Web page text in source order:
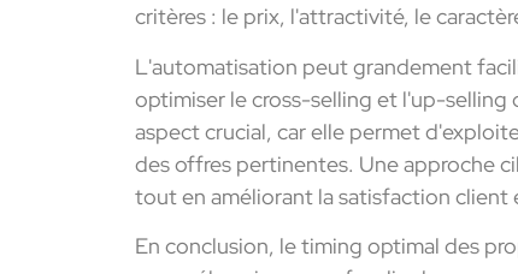
critères : le prix, l'attractivité, le
L'automatisation peut grandement
optimiser le cross-selling et l'up-selling
aspect crucial, car elle permet
des offres pertinentes. Une approche
tout en améliorant la satisfaction client
En conclusion, le timing optimal des